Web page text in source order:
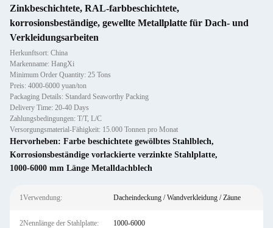
Zinkbeschichtete, RAL-farbbeschichtete,
korrosionsbeständige, gewellte Metallplatte für Dach- und
Verkleidungsarbeiten
Herkunftsort: China
Markenname: HangXi
Minimum Order Quantity: 25 Tons
Preis: 4000-6000 yuan/ton
Packaging Details: Standard Seaworthy Packing
Delivery Time: 20-40 Days
Zahlungsbedingungen: T/T, L/C
Versorgungsmaterial-Fähigkeit: 15.000 Tonnen pro Monat
Hervorheben: Farbe beschichtete gewölbtes Stahlblech,
Korrosionsbeständige vorlackierte verzinkte Stahlplatte,
1000-6000 mm Länge Metalldachblech
1Verwendung: Dacheindeckung / Wandverkleidung / Zäune
2Nennlänge der Stahlplatte: 1000-6000